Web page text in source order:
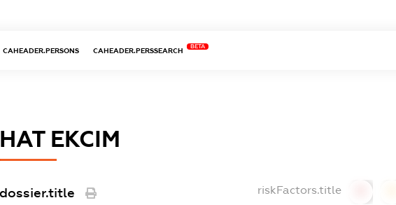
CAHEADER.PERSONS CAHEADER.PERSSEARCH
BETA
НАТ ЕКСІМ
dossier.title riskFactors.title